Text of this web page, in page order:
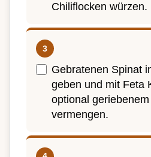
Chiliflocken würzen.
Gebratenen Spinat
geben und mit Feta
optional
vermengen.